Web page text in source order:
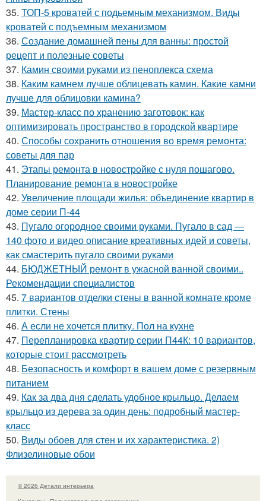
35. ТОП-5 кроватей с подьемным механизмом. Виды
кроватей с подъемным механизмом
36. Создание домашней пены для ванны: простой
рецепт и полезные советы
37. Камин своими руками из пеноплекса схема
38. Каким камнем лучше облицевать камин. Какие камни
лучше для облицовки камина?
39. Мастер-класс по хранению заготовок: как
оптимизировать пространство в городской квартире
40. Способы сохранить отношения во время ремонта:
советы для пар
41. Этапы ремонта в новостройке с нуля пошагово.
Планирование ремонта в новостройке
42. Увеличение площади жилья: объединение квартир в
доме серии П-44
43. Пугало огородное своими руками. Пугало в сад —
140 фото и видео описание креативных идей и советы,
как смастерить пугало своими руками
44. БЮДЖЕТНЫЙ ремонт в ужасной ванной своими..
Рекомендации специалистов
45. 7 вариантов отделки стены в ванной комнате кроме
плитки. Стены
46. А если не хочется плитку. Пол на кухне
47. Перепланировка квартир серии П44К: 10 вариантов,
которые стоит рассмотреть
48. Безопасность и комфорт в вашем доме с резервным
питанием
49. Как за два дня сделать удобное крыльцо. Делаем
крыльцо из дерева за один день: подробный мастер-
класс
50. Виды обоев для стен и их характеристика. 2)
Флизелиновые обои
© 2026 Детали интерьера